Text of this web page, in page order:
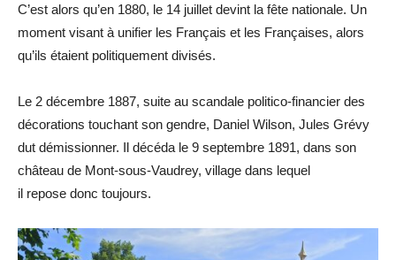
C’est alors qu’en 1880, le 14 juillet devint la fête nationale. Un
moment visant à unifier les Français et les Françaises, alors
qu’ils étaient politiquement divisés.
Le 2 décembre 1887, suite au scandale politico-financier des
décorations touchant son gendre, Daniel Wilson, Jules Grévy
dut démissionner. Il décéda le 9 septembre 1891, dans son
château de Mont-sous-Vaudrey, village dans lequel
il repose donc toujours.